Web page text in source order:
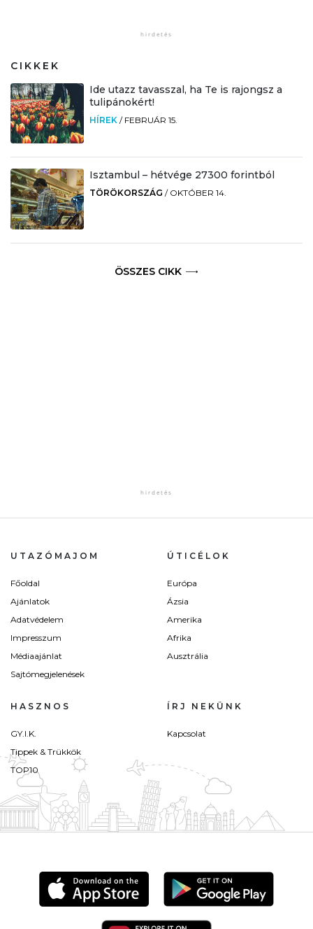
CIKKEK
Ide utazz tavasszal, ha Te is rajongsz a
tulipánokért!
HÍREK / FEBRUÁR 15.
Isztambul – hétvége 27300 forintból
TÖRÖKORSZÁG / OKTÓBER 14.
ÖSSZES CIKK
UTAZÓMAJOM
Főoldal
Ajánlatok
Adatvédelem
Impresszum
Médiaajánlat
Sajtómegjelenések
ÚTICÉLOK
Európa
Ázsia
Amerika
Afrika
Ausztrália
HASZNOS
GY.I.K.
Tippek & Trükkök
TOP10
ÍRJ NEKÜNK
Kapcsolat